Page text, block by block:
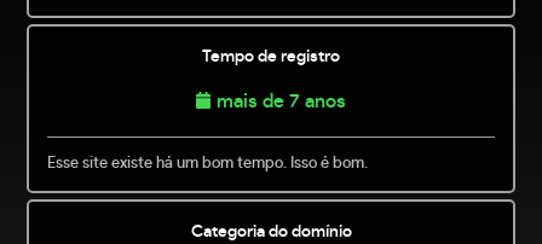
Tempo de registro
mais de 7 anos
Esse site existe há um bom tempo. Isso é bom.
Categoria do domínio